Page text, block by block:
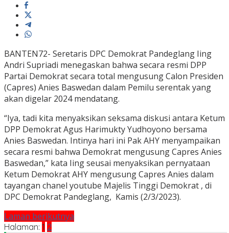
BANTEN72- Seretaris DPC Demokrat Pandeglang Iing
Andri Supriadi menegaskan bahwa secara resmi DPP
Partai Demokrat secara total mengusung Calon Presiden
(Capres) Anies Baswedan dalam Pemilu serentak yang
akan digelar 2024 mendatang.
“Iya, tadi kita menyaksikan seksama diskusi antara Ketum
DPP Demokrat Agus Harimukty Yudhoyono bersama
Anies Baswedan. Intinya hari ini Pak AHY menyampaikan
secara resmi bahwa Demokrat mengusung Capres Anies
Baswedan,” kata Iing seusai menyaksikan pernyataan
Ketum Demokrat AHY mengusung Capres Anies dalam
tayangan chanel youtube Majelis Tinggi Demokrat , di
DPC Demokrat Pandeglang, Kamis (2/3/2023).
Laman berikutnya
Halaman: 1 2